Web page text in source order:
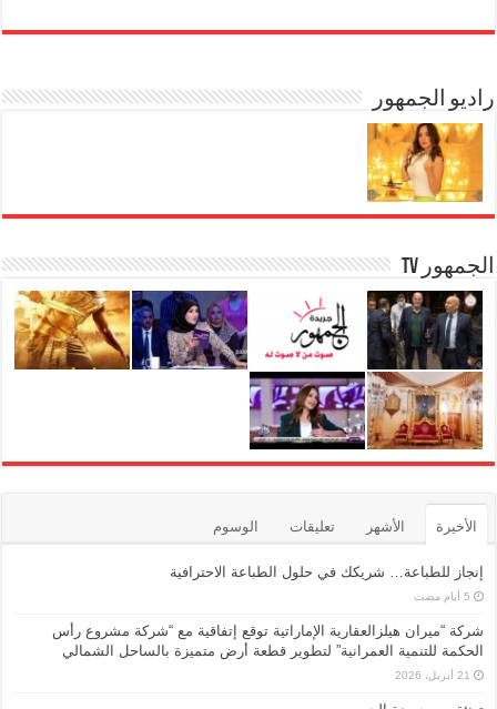
c
b
o
o
k
at
A
p
p
ss
n
tt
e
a
ail
ar
راديو الجمهور
الجمهور TV
الأخيرة الأشهر تعليقات الوسوم
إنجاز للطباعة… شريكك في حلول الطباعة الاحترافية
شركة “ميران هيلزالعقارية الإماراتية توقع إتفاقية مع “شركة مشروع رأس
الحكمة للتنمية العمرانية” لتطوير قطعة أرض متميزة بالساحل الشمالي
21 أبريل، 2026